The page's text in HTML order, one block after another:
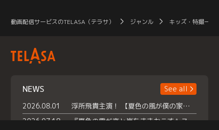
動画配信サービスのTELASA（テラサ） ジャンル キッズ・特撮一覧
NEWS
See all
2026.08.01
浮所飛貴主演！ 【夏色の風が僕の家にやってきた】 本日よりテラサで独占配信スタート！
2026.07.18
『夏色の雲が恋と嵐をまきおこす』スペシャルメイキング 【Part1】2026年７月18日（土）23時30分～配信スタート！話題のシーンの裏側を大公開！豪華キャスト大集合！ 『武宮家 真夏の家族会議』開催！